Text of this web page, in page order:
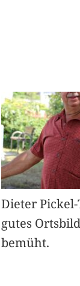
Dieter
gutes
bemüht.